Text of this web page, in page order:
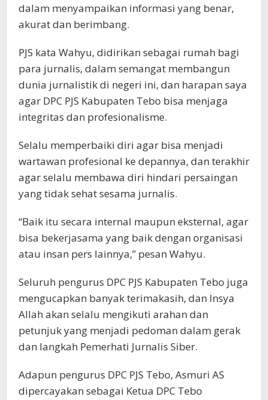
dalam menyampaikan informasi yang benar,
akurat dan berimbang.
PJS kata Wahyu, didirikan sebagai rumah bagi
para jurnalis, dalam semangat membangun
dunia jurnalistik di negeri ini, dan harapan saya
agar DPC PJS Kabupaten Tebo bisa menjaga
integritas dan profesionalisme.
Selalu memperbaiki diri agar bisa menjadi
wartawan profesional ke depannya, dan terakhir
agar selalu membawa diri hindari persaingan
yang tidak sehat sesama jurnalis.
“Baik itu secara internal maupun eksternal, agar
bisa bekerjasama yang baik dengan organisasi
atau insan pers lainnya,” pesan Wahyu.
Seluruh pengurus DPC PJS Kabupaten Tebo juga
mengucapkan banyak terimakasih, dan Insya
Allah akan selalu mengikuti arahan dan
petunjuk yang menjadi pedoman dalam gerak
dan langkah Pemerhati Jurnalis Siber.
Adapun pengurus DPC PJS Tebo, Asmuri AS
dipercayakan sebagai Ketua DPC Tebo